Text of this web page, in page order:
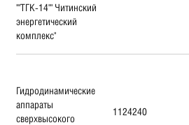
""ТГК-14"" Читинский
энергетический
комплекс"
Гидродинамические
аппараты
сверхвысокого
1124240